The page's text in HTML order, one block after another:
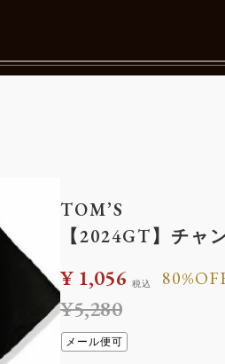
メルマガ購読
カタログダウンロード
リクルート
TOM’S
【2024GT】チャ
¥5,280
¥ 1,056 税込
メール便可